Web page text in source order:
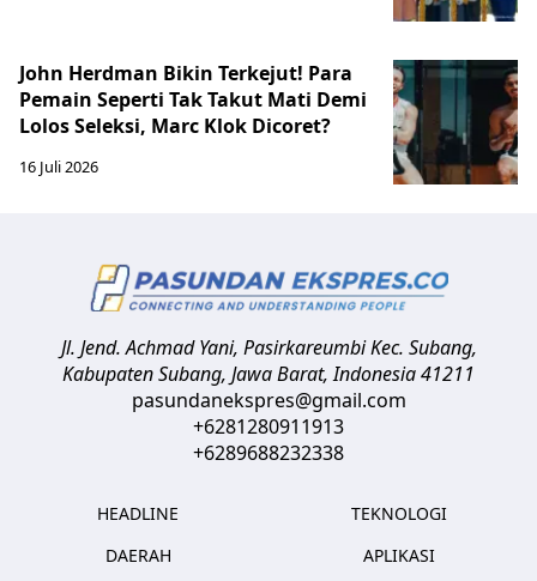
John Herdman Bikin Terkejut! Para
Pemain Seperti Tak Takut Mati Demi
Lolos Seleksi, Marc Klok Dicoret?
16 Juli 2026
Jl. Jend. Achmad Yani, Pasirkareumbi Kec. Subang,
Kabupaten Subang, Jawa Barat,Indonesia41211
pasundanekspres@gmail.com
+6281280911913
+6289688232338
HEADLINE
DAERAH
TEKNOLOGI
APLIKASI